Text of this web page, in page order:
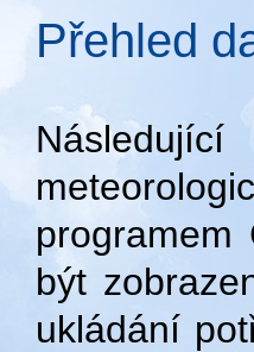
Přehled
být
ukládání